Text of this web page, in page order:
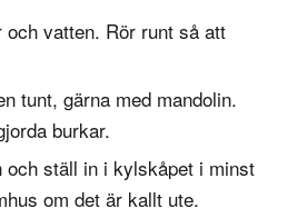
vatten. Rör runt så att
tunt, gärna med mandolin.
burkar.
och ställ in i kylskåpet i minst
om det är kallt ute.